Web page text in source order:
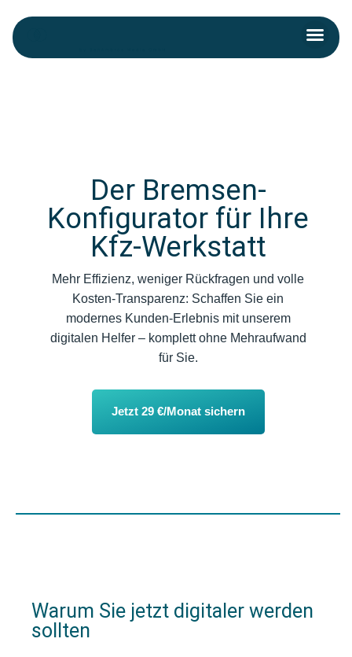
content
Der Bremsen-
Konfigurator für Ihre
Kfz-Werkstatt
Mehr Effizienz, weniger Rückfragen und volle
Kosten-Transparenz: Schaffen Sie ein
modernes Kunden-Erlebnis mit unserem
digitalen Helfer – komplett ohne Mehraufwand
für Sie.
Jetzt 29 €/Monat sichern
Warum Sie jetzt digitaler werden
sollten